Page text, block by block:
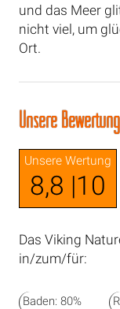
und das Meer
nicht viel, um
Ort.
Unsere
Unsere Wertung
8,8 |10
Das Viking
in/zum/für:
Baden: 80%